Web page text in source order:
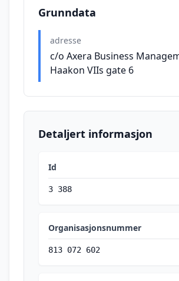
Grunndata
adresse
c/o Axera Business
Haakon VIIs gate 6
Detaljert informasjon
Id
3 388
Organisasjonsnummer
813 072 602